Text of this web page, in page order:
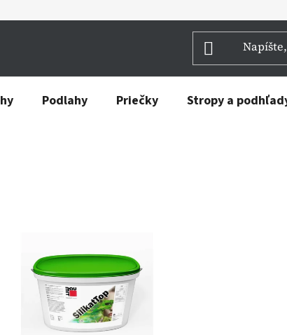
Podlahy Priečky Stropy a